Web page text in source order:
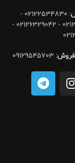
02122534830 -
02126329048 - 02126329042 -
09129545703